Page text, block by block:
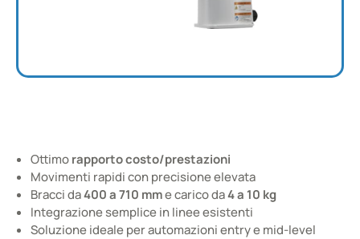
Robot taglia MEDIA
SCARA con ottimo rapporto costo/prestazioni
Ottimorapporto costo/prestazioni
Movimenti rapidi con precisione elevata
Bracci da400 a 710 mme carico da4 a 10 kg
Integrazione semplice in linee esistenti
Soluzione ideale per automazioni entry e mid-level